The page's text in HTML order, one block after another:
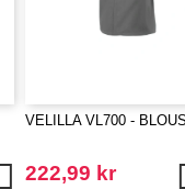
VELILLA VL700 -
222,99 kr